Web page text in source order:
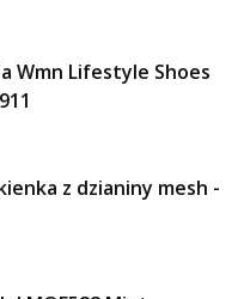
Wmn Lifestyle Shoes
z dzianiny mesh -